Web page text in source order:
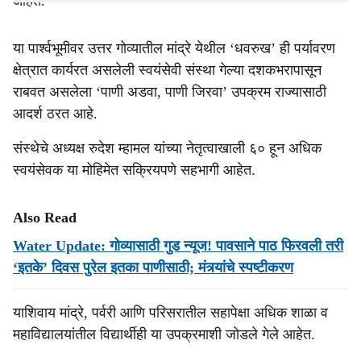
या पार्श्वभूमीवर उत्तर गोव्यातील मांद्रे येथील ‘धवरुख’ ही पर्यावरण
क्षेत्रात कार्यरत असलेली स्वयंसेवी संस्था गेल्या दशकभरापासून
राबवत असलेला ‘पाणी अडवा, पाणी जिरवा’ उपक्रम राज्यासाठी
आदर्श ठरत आहे.
संस्थेचे अध्यक्ष रुदेश म्हामल यांच्या नेतृत्वाखाली ६० हून अधिक
स्वयंसेवक या मोहिमेत सक्रियपणे सहभागी आहेत.
Also Read
Water Update: गोव्यासाठी गुड न्यूज! पावसाने पाठ फिरवली तरी
‘इतके’ दिवस पुरेल इतका पाणीसाठी; मंत्र्यांचे स्पष्टीकरण
याशिवाय मांद्रे, पर्वरी आणि परिसरातील सहापेक्षा अधिक शाळा व
महाविद्यालयांतील विद्यार्थीही या उपक्रमाशी जोडले गेले आहेत.